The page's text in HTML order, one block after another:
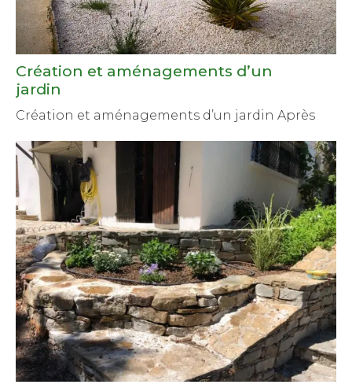
Création et aménagements d’un
jardin
Création et aménagements d’un jardin Après